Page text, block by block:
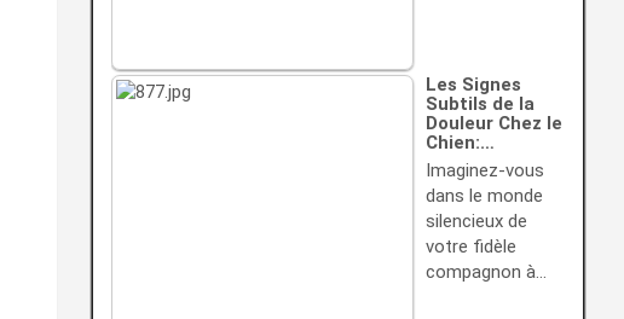
Les Signes
Subtils de la
Douleur Chez le
Chien:…
Imaginez-vous
dans le monde
silencieux de
votre fidèle
compagnon à…